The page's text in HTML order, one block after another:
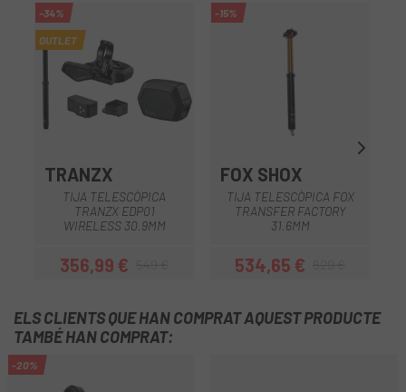
-34%
OUTLET
TRANZX
TIJA TELESCÒPICA
TRANZX EDP01
WIRELESS 30.9MM
Preu
356,99 €Preu regular
-15%
FOX SHOX
TIJA TELESCÒPICA FOX
TRANSFER FACTORY
31.6MM
Preu
534,65 €Preu regular
ELS CLIENTS QUE HAN COMPRAT AQUEST PRODUCTE
TAMBÉ HAN COMPRAT:
-20%